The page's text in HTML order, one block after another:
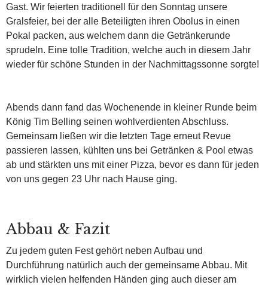
Gast. Wir feierten traditionell für den Sonntag unsere
Gralsfeier, bei der alle Beteiligten ihren Obolus in einen
Pokal packen, aus welchem dann die Getränkerunde
sprudeln. Eine tolle Tradition, welche auch in diesem Jahr
wieder für schöne Stunden in der Nachmittagssonne sorgte!
Abends dann fand das Wochenende in kleiner Runde beim
König Tim Belling seinen wohlverdienten Abschluss.
Gemeinsam ließen wir die letzten Tage erneut Revue
passieren lassen, kühlten uns bei Getränken & Pool etwas
ab und stärkten uns mit einer Pizza, bevor es dann für jeden
von uns gegen 23 Uhr nach Hause ging.
Abbau & Fazit
Zu jedem guten Fest gehört neben Aufbau und
Durchführung natürlich auch der gemeinsame Abbau. Mit
wirklich vielen helfenden Händen ging auch dieser am